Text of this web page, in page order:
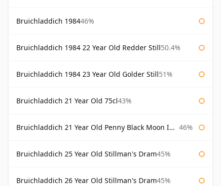
Bruichladdich 198446%
Bruichladdich 1984 22 Year Old Redder Still50.4%
Bruichladdich 1984 23 Year Old Golder Still51%
Bruichladdich 21 Year Old 75cl43%
Bruichladdich 21 Year Old Penny Black Moon Import 46%
Bruichladdich 25 Year Old Stillman's Dram45%
Bruichladdich 26 Year Old Stillman's Dram45%